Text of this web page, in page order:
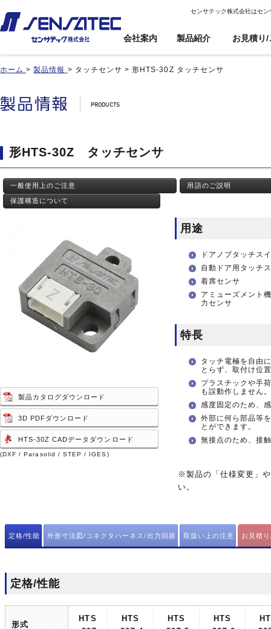
センサテック株式会社はセ
会社案内 製品紹介 お見積り/
品番インデックス
用途事例
近接センサ
差動容量型近接センサ
磁気センサ
サ
光電センサ
赤外線温度センサ
文
利用規約
近接センサ
差動容量型近接センサ
磁気センサ
サ
光電センサ
赤外線温度センサ
ップ
基板実装のご紹介
ホーム >製品情報 > タッチセンサ >形HTS-30Z タッチセンサ
形HTS-30Z タッチセンサ
一般使用上のご注意 用語のご説明
保護構造について
製品カタログダウンロード
3D PDFダウンロード
HTS-30Z CADデータダウンロード
(DXF / Parasolid / STEP / IGES)
用途
ドアノブタッチス
自動ドア用タッチ
着席センサ
アミューズメント
力センサ
特長
タッチ電極を自由
とらず、取付け位
プラスチックや手
も誤動作しません
感度固定のため、
外部に何ら部品等
とができます。
無接点のため、接
※製品の「仕様変更」
い。
定格/性能 外形寸法図/コネクタハーネス/出力回路 取扱い上の注意 お見積
定格/性能
形式
HTS
HTS
HTS
HTS